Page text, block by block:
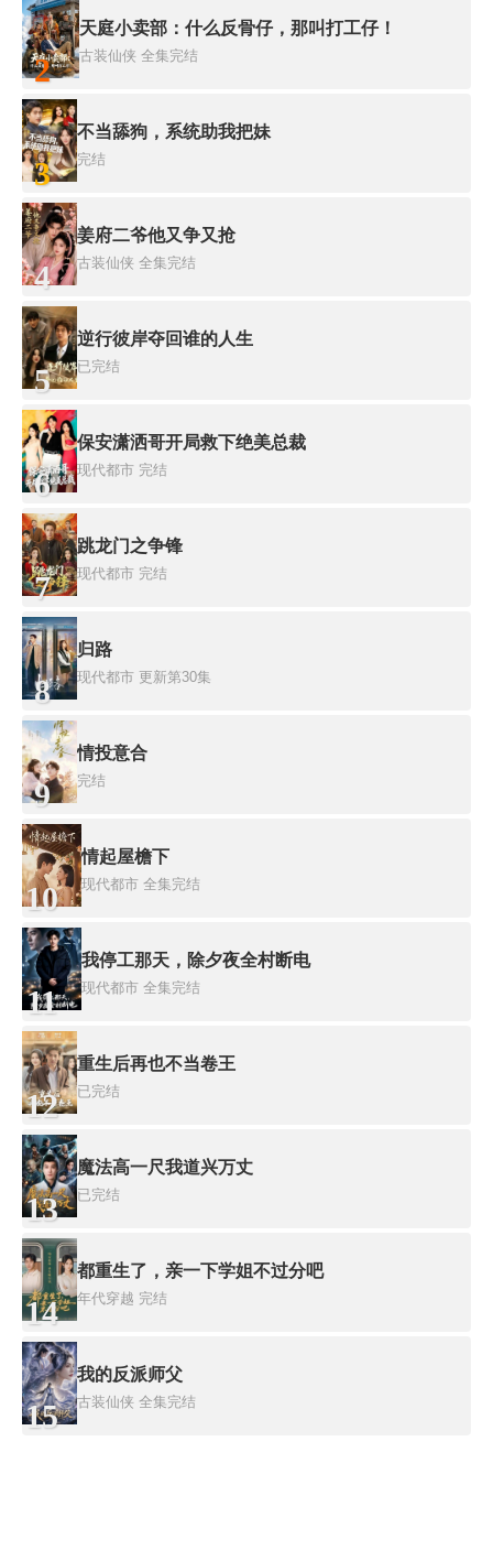
2
天庭小卖部：什么反骨仔，那叫打工仔！
古装仙侠 全集完结
3
不当舔狗，系统助我把妹
完结
4
姜府二爷他又争又抢
古装仙侠 全集完结
5
逆行彼岸夺回谁的人生
已完结
6
保安潇洒哥开局救下绝美总裁
现代都市 完结
7
跳龙门之争锋
现代都市 完结
8
归路
现代都市 更新第30集
9
情投意合
完结
10
情起屋檐下
现代都市 全集完结
11
我停工那天，除夕夜全村断电
现代都市 全集完结
12
重生后再也不当卷王
已完结
13
魔法高一尺我道兴万丈
已完结
14
都重生了，亲一下学姐不过分吧
年代穿越 完结
15
我的反派师父
古装仙侠 全集完结